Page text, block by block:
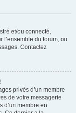
et/ou connecté,
l’ensemble du forum, ou
Contactez
privés d’un membre
de votre messagerie
d’un membre en